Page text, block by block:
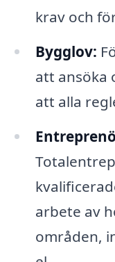
krav och
Bygglov:
att ansöka
att alla
arbete av
områden,